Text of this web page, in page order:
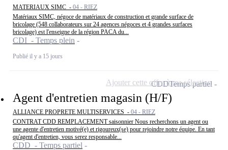
MATERIAUX SIMC - 04 - RIEZ
Matériaux SIMC, négoce de matériaux de construction et grande surface de
bricolage (548 collaborateurs sur 24 agences négoces et 4 grandes surfaces
bricolage) est l'enseigne de la région PACA du...
CDI - Temps plein
Publié il y a 15 jours
Agent d'entretien magasin (H/F)
ALLIANCE PROPRETE MULTISERVICES - 04 - RIEZ
CONTRAT CDD REMPLACEMENT saisonnier Nous recherchons un agent ou
une agente d'entretien motivé(e) et rigoureux(se) pour rejoindre notre équipe. En tant
qu'agent d'entretien, vous serez responsable...
CDD - Temps partiel
CDDTemps partiel
Ajouter cette offre à ma sélection